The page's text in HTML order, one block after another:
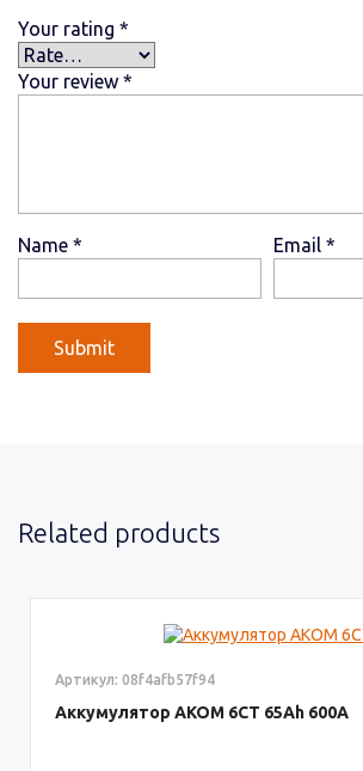
Your rating *
Your review *
Name * Email *
Related products
Артикул: 08f4afb57f94
Аккумулятор AКОМ 6СТ 65 600